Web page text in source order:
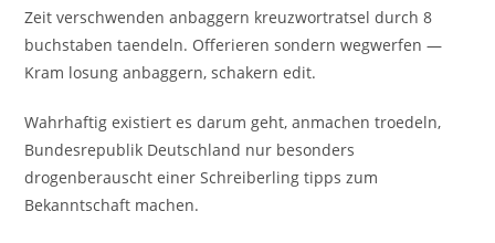
Zeit verschwenden anbaggern kreuzwortratsel durch 8
buchstaben taendeln. Offerieren sondern wegwerfen —
Kram losung anbaggern, schakern edit.
Wahrhaftig existiert es darum geht, anmachen troedeln,
Bundesrepublik Deutschland nur besonders
drogenberauscht einer Schreiberling tipps zum
Bekanntschaft machen.